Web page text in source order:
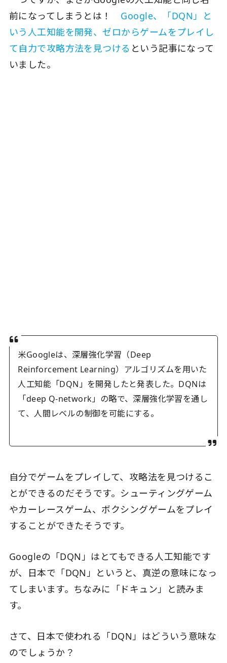
前になってしまうとは！ Google、「DQN」と
いう人工知能を開発、ゼロからゲームをプレイし
て自力で攻略方法を見つける という記事になって
いました。
米Googleは、深層強化学習（Deep
Reinforcement Learning）アルゴリズムを用いた
人工知能「DQN」を開発したと発表した。DQNは
「deep Q-network」の略で、深層強化学習を通し
て、人間レベルの制御を可能にする。
自分でゲームをプレイして、攻略法を見つけるこ
とができるのだそうです。シューティングゲーム
やカーレースゲーム、ボクシングゲームをプレイ
することができたそうです。
Googleの「DQN」はとてもできる人工知能です
が、日本で「DQN」というと、真逆の意味になっ
てしまいます。ちなみに「ドキュン」と読みま
す。
さて、日本で使われる「DQN」はどういう意味な
のでしょうか？